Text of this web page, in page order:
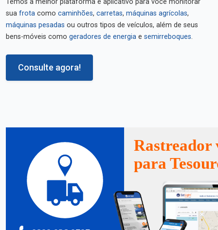
Temos a melhor plataforma e aplicativo para você monitorar
sua frota como caminhões, carretas, máquinas agrícolas,
máquinas pesadas ou outros tipos de veículos, além de seus
bens-móveis como geradores de energia e semirreboques.
Consulte agora!
Rastreador
para